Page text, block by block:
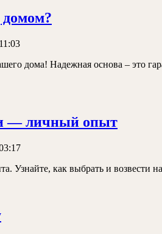
под
11:03
дома! Надежная основа – это
— личный опыт
Узнайте, как выбрать и
Подготовка